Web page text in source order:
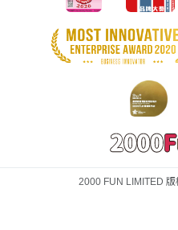
2000 FUN LIMITED 版